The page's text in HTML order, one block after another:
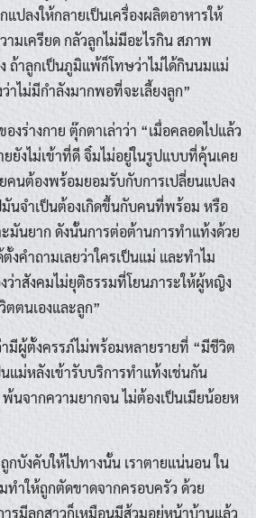
แปลงให้กลายเป็นเครื่องผลิตอาหารให้
ามเครียด กลัวลูกไม่มีอะไรกิน สภาพ
ถ้าลูกเป็นภูมิแพ้ก็โทษว่าไม่ได้กินนมแม่
าไม่มีกำลังมากพอที่จะเลี้ยงลูก”
งร่างกาย ตุ๊กตาเล่าว่า “เมื่อคลอดไปแล้ว
ยังไม่เข้าที่ดี จิ๋มไม่อยู่ในรูปแบบที่คุ้นเคย
คนต้องพร้อมยอมรับกับการเปลี่ยนแปลง
มันจำเป็นต้องเกิดขึ้นกับคนที่พร้อม หรือ
มันยาก ดังนั้นการต่อต้านการทำแท้งด้วย
คำถามเลยว่าใครเป็นแม่ และทำไม
ว่าสังคมไม่ยุติธรรมที่โยนภาระให้ผู้หญิง
ตนเองและลูก”
มีผู้ตั้งครรภ์ไม่พร้อมหลายรายที่ “มีชีวิต
แม่หลังเข้ารับบริการทำแท้งเช่นกัน
พ้นจากความยากจน ไม่ต้องเป็นเมียน้อยห
กบังคับให้ไปทางนั้น เราตายแน่นอน ใน
ทำให้ถูกตัดขาดจากครอบครัว ด้วย
รมีลูกสาวก็เหมือนมีส้วมอยู่หน้าบ้านแล้ว